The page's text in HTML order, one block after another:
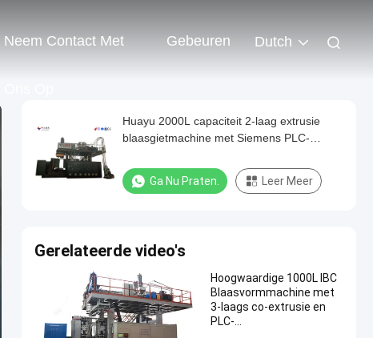
Neem Contact Met Gebeuren Dutch
Huayu 2000L capaciteit 2-laag extrusie
blaasgietmachine met Siemens PLC-
Ga Nu Praten. Leer Meer
Gerelateerde video's
Hoogwaardige 1000L IBC
Blaasvormmachine met
3-laags co-extrusie en
PLC-